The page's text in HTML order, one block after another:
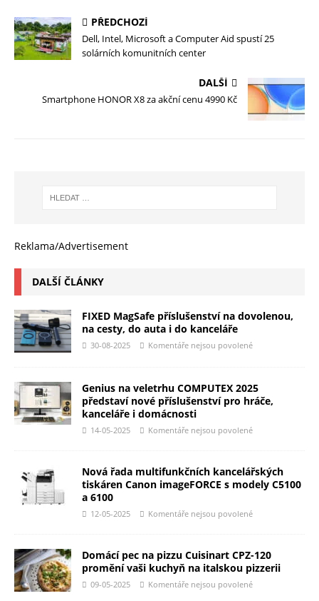
PŘEDCHOZÍ
Dell, Intel, Microsoft a Computer Aid spustí 25
solárních komunitních center
DALŠÍ
Smartphone HONOR X8 za akční cenu 4990 Kč
Reklama/Advertisement
DALŠÍ ČLÁNKY
FIXED MagSafe příslušenství na dovolenou,
na cesty, do auta i do kanceláře
30-08-2025 Komentáře nejsou povolené
Genius na veletrhu COMPUTEX 2025
představí nové příslušenství pro hráče,
kanceláře i domácnosti
14-05-2025 Komentáře nejsou povolené
Nová řada multifunkčních kancelářských
tiskáren Canon imageFORCE s modely C5100
a 6100
12-05-2025 Komentáře nejsou povolené
Domácí pec na pizzu Cuisinart CPZ-120
promění vaši kuchyň na italskou pizzerii
09-05-2025 Komentáře nejsou povolené